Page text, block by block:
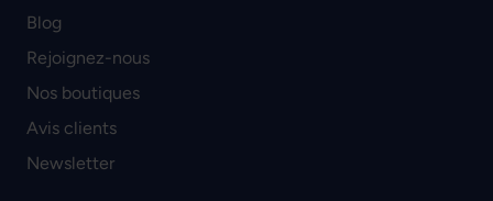
Blog
Rejoignez-nous
Nos boutiques
Avis clients
Newsletter